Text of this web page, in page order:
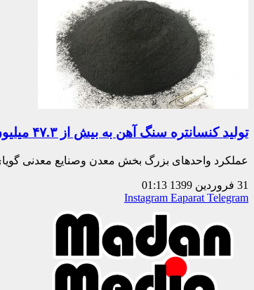
تولید کنسانتره سنگ آهن به بیش از ۴۷.۳ میلیون تن رسید
عملکرد واحدهای بزرگ بخش معدن وصنایع معدنی گویای تولید ۴۷ میلیون و۳۰۶ هزار و ۹۳۴ تن کنسانتره سنگ آهن در سال گذشته است که نسبت به عملکرد سال ۹۷
31 فروردین 1399
01:13
Instagram Eaparat Telegram